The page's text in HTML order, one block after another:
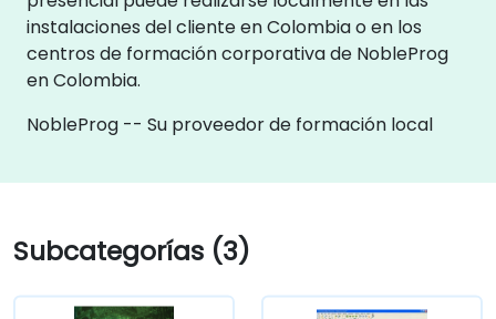
instalaciones del cliente en Colombia o en los
centros de formación corporativa de NobleProg
en Colombia.
NobleProg -- Su proveedor de formación local
Subcategorías (3)